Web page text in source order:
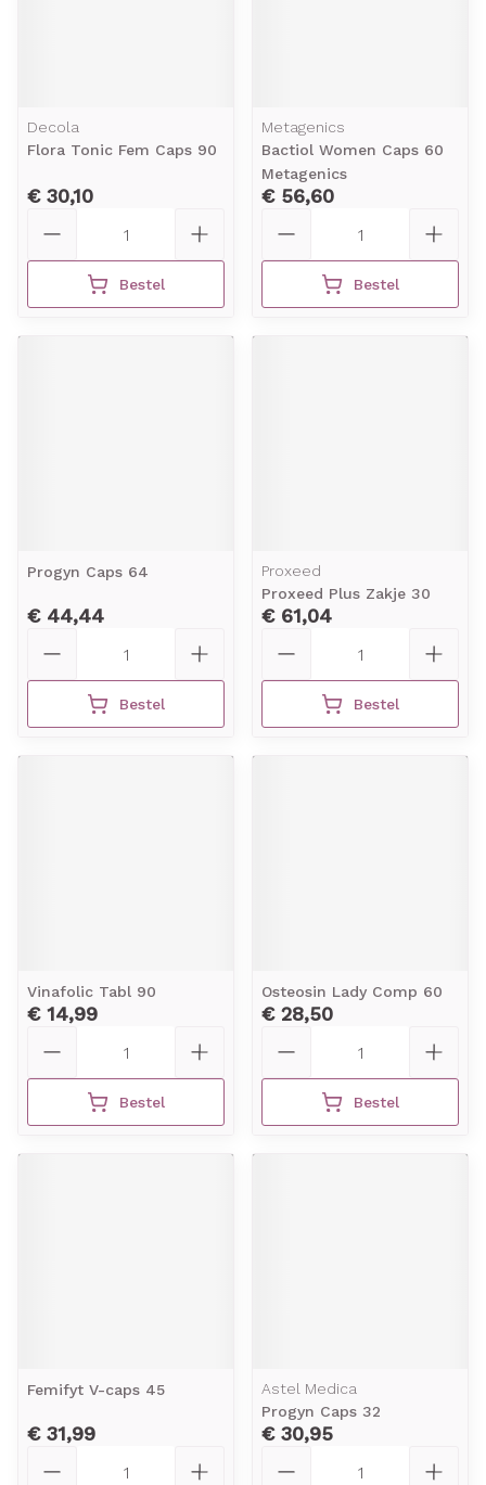
Decola
Flora Tonic Fem Caps 90
€ 30,10
Bestel
Metagenics
Bactiol Women Caps 60
Metagenics
€ 56,60
Bestel
Progyn Caps 64
€ 44,44
Bestel
Proxeed
Proxeed Plus Zakje 30
€ 61,04
Bestel
Vinafolic Tabl 90
€ 14,99
Bestel
Osteosin Lady Comp 60
€ 28,50
Bestel
Femifyt V-caps 45
€ 31,99
Astel Medica
Progyn Caps 32
€ 30,95